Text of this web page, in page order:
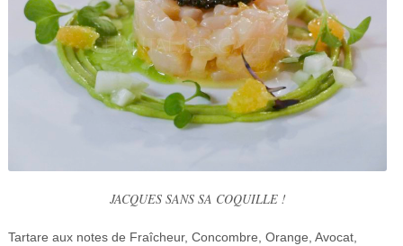
JACQUES SANS SA COQUILLE !
Tartare aux notes de Fraîcheur, Concombre, Orange, Avocat,